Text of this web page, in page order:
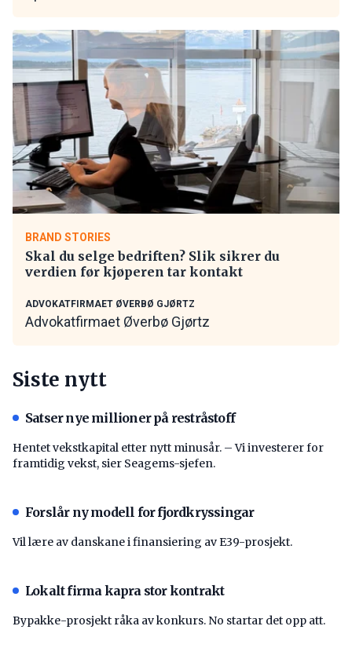
BRAND STORIES
Skal du selge bedriften? Slik sikrer du
verdien før kjøperen tar kontakt
ADVOKATFIRMAET ØVERBØ GJØRTZ
Advokatfirmaet Øverbø Gjørtz
Siste nytt
Satser nye millioner på restråstoff
Hentet vekstkapital etter nytt minusår. – Vi investerer for
framtidig vekst, sier Seagems-sjefen.
Forslår ny modell for fjordkryssingar
Vil lære av danskane i finansiering av E39-prosjekt.
Lokalt firma kapra stor kontrakt
Bypakke-prosjekt råka av konkurs. No startar det opp att.